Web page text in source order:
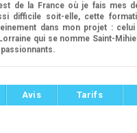
de la France où je fais mes
difficile soit-elle, cette
dans mon projet :
qui se nomme Saint-
Avis Tarifs